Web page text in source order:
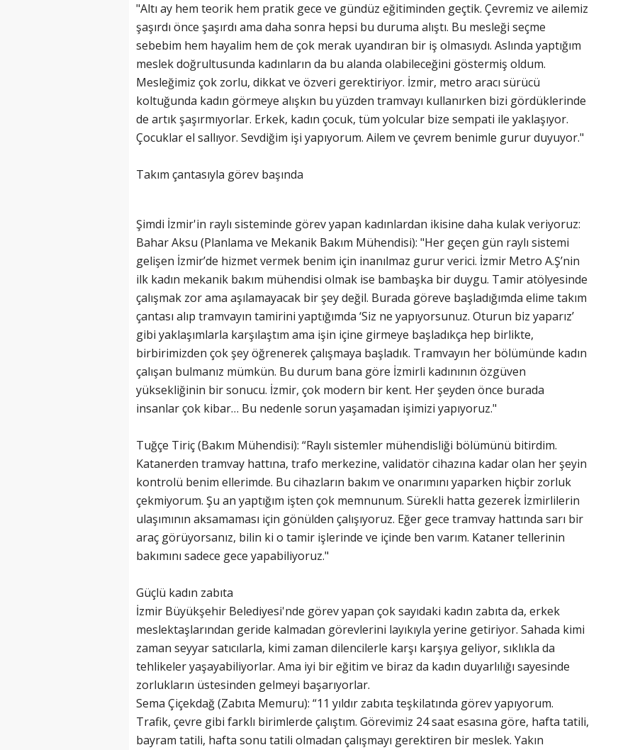
"Altı ay hem teorik hem pratik gece ve gündüz eğitiminden geçtik. Çevremiz ve ailemiz
şaşırdı önce şaşırdı ama daha sonra hepsi bu duruma alıştı. Bu mesleği seçme
sebebim hem hayalim hem de çok merak uyandıran bir iş olmasıydı. Aslında yaptığım
meslek doğrultusunda kadınların da bu alanda olabileceğini göstermiş oldum.
Mesleğimiz çok zorlu, dikkat ve özveri gerektiriyor. İzmir, metro aracı sürücü
koltuğunda kadın görmeye alışkın bu yüzden tramvayı kullanırken bizi gördüklerinde
de artık şaşırmıyorlar. Erkek, kadın çocuk, tüm yolcular bize sempati ile yaklaşıyor.
Çocuklar el sallıyor. Sevdiğim işi yapıyorum. Ailem ve çevrem benimle gurur duyuyor."
Takım çantasıyla görev başında
Şimdi İzmir'in raylı sisteminde görev yapan kadınlardan ikisine daha kulak veriyoruz:
Bahar Aksu (Planlama ve Mekanik Bakım Mühendisi): "Her geçen gün raylı sistemi
gelişen İzmir’de hizmet vermek benim için inanılmaz gurur verici. İzmir Metro A.Ş’nin
ilk kadın mekanik bakım mühendisi olmak ise bambaşka bir duygu. Tamir atölyesinde
çalışmak zor ama aşılamayacak bir şey değil. Burada göreve başladığımda elime takım
çantası alıp tramvayın tamirini yaptığımda ‘Siz ne yapıyorsunuz. Oturun biz yaparız’
gibi yaklaşımlarla karşılaştım ama işin içine girmeye başladıkça hep birlikte,
birbirimizden çok şey öğrenerek çalışmaya başladık. Tramvayın her bölümünde kadın
çalışan bulmanız mümkün. Bu durum bana göre İzmirli kadınının özgüven
yüksekliğinin bir sonucu. İzmir, çok modern bir kent. Her şeyden önce burada
insanlar çok kibar… Bu nedenle sorun yaşamadan işimizi yapıyoruz."
Tuğçe Tiriç (Bakım Mühendisi): “Raylı sistemler mühendisliği bölümünü bitirdim.
Katanerden tramvay hattına, trafo merkezine, validatör cihazına kadar olan her şeyin
kontrolü benim ellerimde. Bu cihazların bakım ve onarımını yaparken hiçbir zorluk
çekmiyorum. Şu an yaptığım işten çok memnunum. Sürekli hatta gezerek İzmirlilerin
ulaşımının aksamaması için gönülden çalışıyoruz. Eğer gece tramvay hattında sarı bir
araç görüyorsanız, bilin ki o tamir işlerinde ve içinde ben varım. Kataner tellerinin
bakımını sadece gece yapabiliyoruz."
Güçlü kadın zabıta
İzmir Büyükşehir Belediyesi'nde görev yapan çok sayıdaki kadın zabıta da, erkek
meslektaşlarından geride kalmadan görevlerini layıkıyla yerine getiriyor. Sahada kimi
zaman seyyar satıcılarla, kimi zaman dilencilerle karşı karşıya geliyor, sıklıkla da
tehlikeler yaşayabiliyorlar. Ama iyi bir eğitim ve biraz da kadın duyarlılığı sayesinde
zorlukların üstesinden gelmeyi başarıyorlar.
Sema Çiçekdağ (Zabıta Memuru): “11 yıldır zabıta teşkilatında görev yapıyorum.
Trafik, çevre gibi farklı birimlerde çalıştım. Görevimiz 24 saat esasına göre, hafta tatili,
bayram tatili, hafta sonu tatili olmadan çalışmayı gerektiren bir meslek. Yakın